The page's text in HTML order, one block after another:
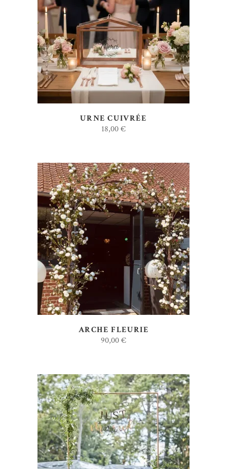
AJOUTER AU DEVIS
URNE CUIVRÉE
18,00€
AJOUTER AU DEVIS
ARCHE FLEURIE
90,00€
AJOUTER AU DEVIS